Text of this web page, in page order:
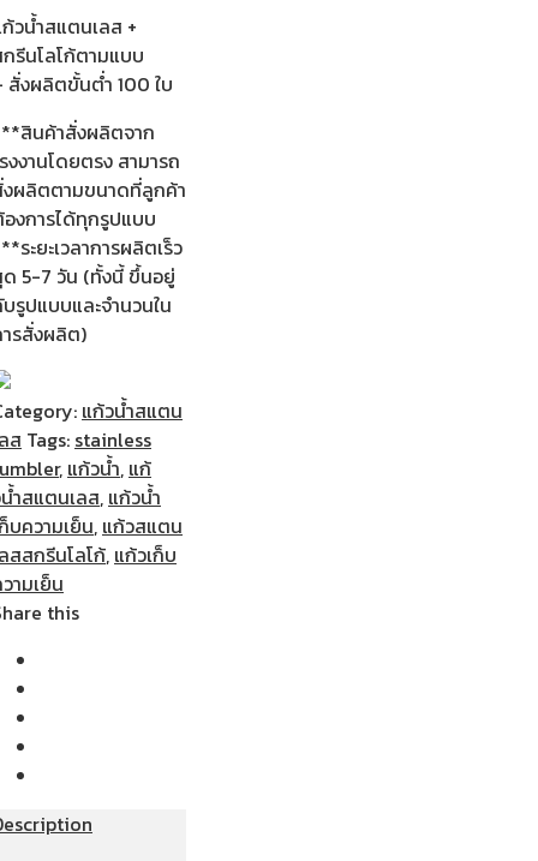
วน้ำสแตนเลส +
รีนโลโก้ตามแบบ
สั่งผลิตขั้นต่ำ 100 ใบ
สินค้าสั่งผลิตจาก
งงานโดยตรง สามารถ
ผลิตตามขนาดที่ลูกค้า
งการได้ทุกรูปแบบ
ระยะเวลาการผลิตเร็ว
5-7 วัน (ทั้งนี้ ขึ้นอยู่
รูปแบบและจำนวนใน
รสั่งผลิต)
แก้วน้ำสแตน
ส Tags: stainless
, แก้วน้ำ, แก้
ำสแตนเลส, แก้วน้ำ
บความเย็น, แก้วสแตน
สสกรีนโลโก้, แก้วเก็บ
ามเย็น
this